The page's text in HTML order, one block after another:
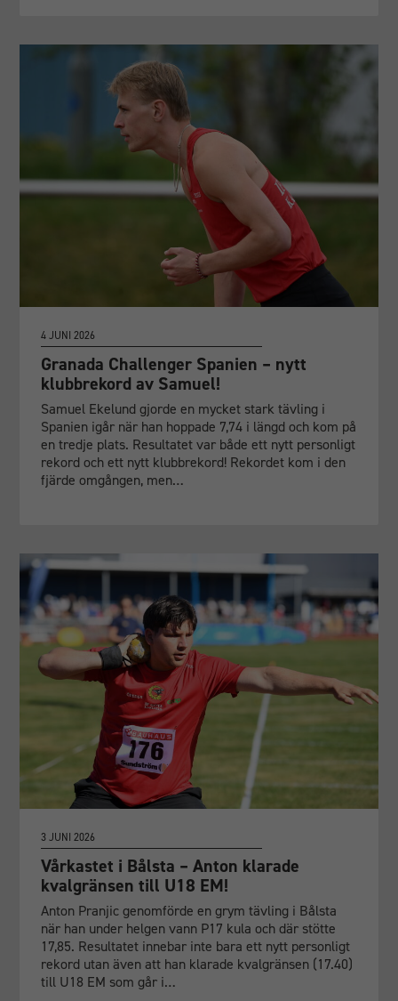
4 JUNI 2026
Granada Challenger Spanien – nytt
klubbrekord av Samuel!
Samuel Ekelund gjorde en mycket stark tävling i
Spanien igår när han hoppade 7,74 i längd och kom på
en tredje plats. Resultatet var både ett nytt personligt
rekord och ett nytt klubbrekord! Rekordet kom i den
fjärde omgången, men…
3 JUNI 2026
Vårkastet i Bålsta – Anton klarade
kvalgränsen till U18 EM!
Anton Pranjic genomförde en grym tävling i Bålsta
när han under helgen vann P17 kula och där stötte
17,85. Resultatet innebar inte bara ett nytt personligt
rekord utan även att han klarade kvalgränsen (17.40)
till U18 EM som går i…